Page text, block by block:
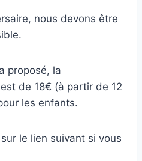
nous devons être
proposé, la
de 18€ (à partir de 12
les enfants.
le lien suivant si vous